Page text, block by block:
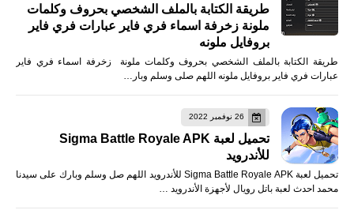
طريقة الكتابة بالملف الشخصي بحروف وكلمات
ملونة زخرفة اسماء فري فاير عبارات فري فاير
بروفايل ملونه
طريقة الكتابة بالملف الشخصي بحروف وكلمات ملونة زخرفة اسماء فري فاير
عبارات فري فاير بروفايل ملونه اللهم صلى وسلم وبار…
26 نوفمبر 2022
تحميل لعبة Sigma Battle Royale APK
للأندرويد
تحميل لعبة Sigma Battle Royale APK للأندرويد اللهم صل وسلم وبارك على سيدنا
محمد احدث لعبة باتل رويال لأجهزة الأندرويد …